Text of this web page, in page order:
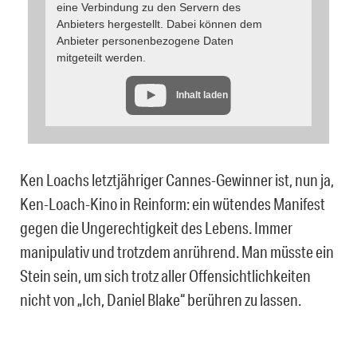
eine Verbindung zu den Servern des
Anbieters hergestellt. Dabei können dem
Anbieter personenbezogene Daten
mitgeteilt werden.
Inhalt laden
Ken Loachs letztjähriger Cannes-Gewinner ist, nun ja,
Ken-Loach-Kino in Reinform: ein wütendes Manifest
gegen die Ungerechtigkeit des Lebens. Immer
manipulativ und trotzdem anrührend. Man müsste ein
Stein sein, um sich trotz aller Offensichtlichkeiten
nicht von „Ich, Daniel Blake“ berühren zu lassen.